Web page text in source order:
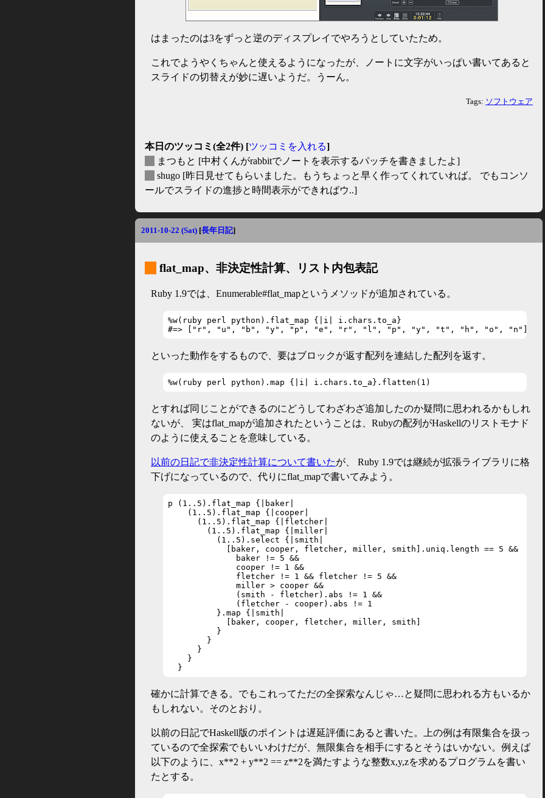
はまったのは3をずっと逆のディスプレイでやろうとしていたため。
これでようやくちゃんと使えるようになったが、ノートに文字がいっぱい書いてあると
スライドの切替えが妙に遅いようだ。うーん。
Tags: ソフトウェア
本日のツッコミ(全2件) [ツッコミを入れる]
まつもと [中村くんがrabbitでノートを表示するパッチを書きましたよ]
shugo [昨日見せてもらいました。もうちょっと早く作ってくれていれば。 でもコンソ
ールでスライドの進捗と時間表示ができればウ..]
2011-10-22 (Sat) [長年日記]
flat_map、非決定性計算、リスト内包表記
Ruby 1.9では、Enumerable#flat_mapというメソッドが追加されている。
%w(ruby perl python).flat_map {|i| i.chars.to_a}
#=> ["r", "u", "b", "y", "p", "e", "r", "l", "p", "y", "t", "h", "o", "n"]
といった動作をするもので、要はブロックが返す配列を連結した配列を返す。
%w(ruby perl python).map {|i| i.chars.to_a}.flatten(1)
とすれば同じことができるのにどうしてわざわざ追加したのか疑問に思われるかもしれ
ないが、 実はflat_mapが追加されたということは、Rubyの配列がHaskellのリストモナド
のように使えることを意味している。
以前の日記で非決定性計算について書いたが、 Ruby 1.9では継続が拡張ライブラリに格
下げになっているので、代りにflat_mapで書いてみよう。
p (1..5).flat_map {|baker|
    (1..5).flat_map {|cooper|
      (1..5).flat_map {|fletcher|
        (1..5).flat_map {|miller|
          (1..5).select {|smith|
            [baker, cooper, fletcher, miller, smith].uniq.length == 5 &&
              baker != 5 &&
              cooper != 1 &&
              fletcher != 1 && fletcher != 5 &&
              miller > cooper &&
              (smith - fletcher).abs != 1 &&
              (fletcher - cooper).abs != 1
          }.map {|smith|
            [baker, cooper, fletcher, miller, smith]
          }
        }
      }
    }
  }
確かに計算できる。でもこれってただの全探索なんじゃ…と疑問に思われる方もいるか
もしれない。そのとおり。
以前の日記でHaskell版のポイントは遅延評価にあると書いた。上の例は有限集合を扱っ
ているので全探索でもいいわけだが、無限集合を相手にするとそうはいかない。例えば
以下のように、x**2 + y**2 == z**2を満たすような整数x,y,zを求めるプログラムを書い
たとする。